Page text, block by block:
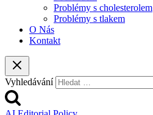
Problémy s cholesterolem
Problémy s tlakem
O Nás
Kontakt
Vyhledávání